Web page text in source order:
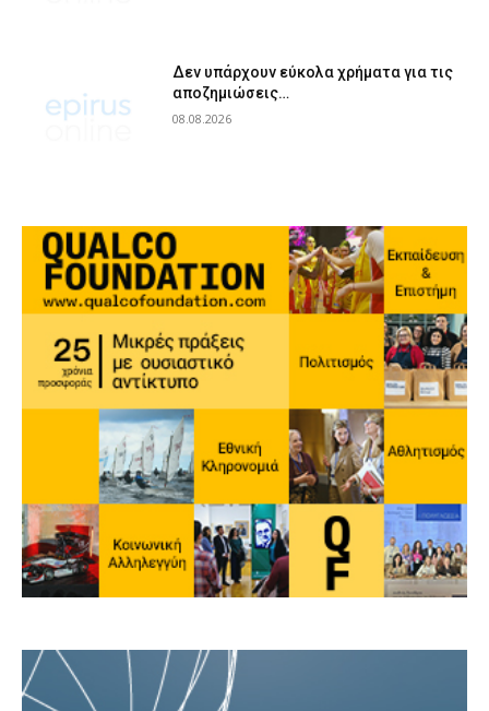
Δεν υπάρχουν εύκολα χρήματα για τις
αποζημιώσεις…
08.08.2026